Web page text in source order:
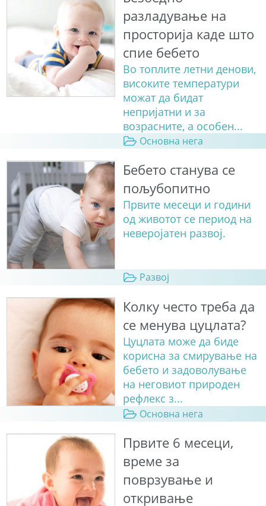
разладување на
просторија каде што
спие бебето
Во топлите летни денови,
високите температури
можат да бидат
непријатни и за
возрасните, а особен...
Основна нега
Бебето станува сe
пољубопитно
Првите месеци и години
од животот се период на
неверојатен развој.
Развој
Колку често треба да
се менува цуцлата?
Цуцлата може да биде
корисна за смирување на
бебето и задоволување
на неговиот природен
рефлекс з...
Основна нега
Првите 6 месеци,
време за
поврзување и
откривање